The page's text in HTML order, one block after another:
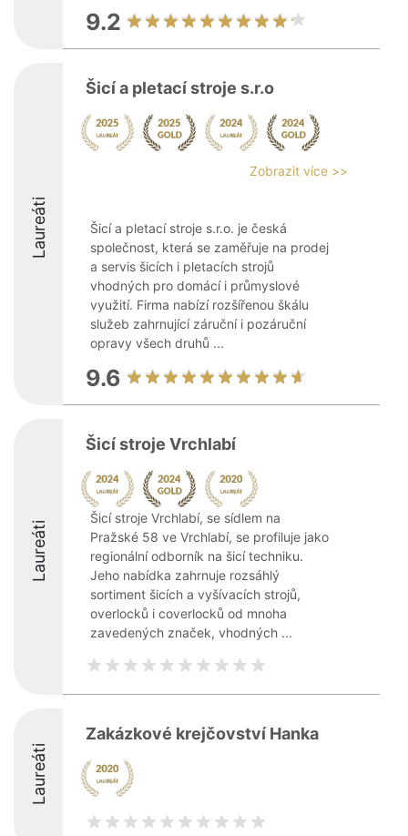
9.2
Laureáti
Šicí a pletací stroje s.r.o
Zobrazit více >>
Šicí a pletací stroje s.r.o. je česká
společnost, která se zaměřuje na prodej
a servis šicích i pletacích strojů
vhodných pro domácí i průmyslové
využití. Firma nabízí rozšířenou škálu
služeb zahrnující záruční i pozáruční
opravy všech druhů ...
9.6
Laureáti
Šicí stroje Vrchlabí
Šicí stroje Vrchlabí, se sídlem na
Pražské 58 ve Vrchlabí, se profiluje jako
regionální odborník na šicí techniku.
Jeho nabídka zahrnuje rozsáhlý
sortiment šicích a vyšívacích strojů,
overlocků i coverlocků od mnoha
zavedených značek, vhodných ...
Laureáti
Zakázkové krejčovství Hanka